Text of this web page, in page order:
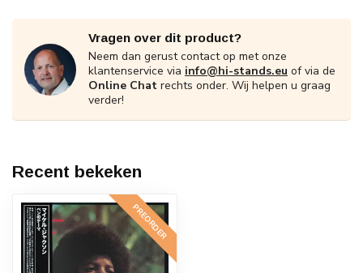
Vragen over dit product?
Neem dan gerust contact op met onze
klantenservice via info@hi-stands.eu of via de
Online Chat rechts onder. Wij helpen u graag
verder!
Recent bekeken
PREORDER